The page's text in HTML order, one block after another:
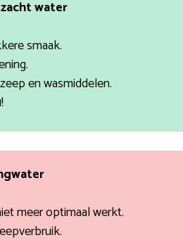
water
smaak.
en wasmiddelen.
meer optimaal werkt.